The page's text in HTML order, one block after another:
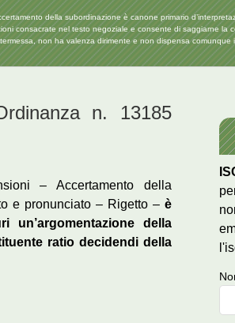
della subordinazione è canone primario
consacrate nel testo negoziale e consente di saggiarne la
non ha valenza dirimente e non dispensa
n. 13185
– Accertamento della
e pronunciato – Rigetto – è
della
ratio decidendi della